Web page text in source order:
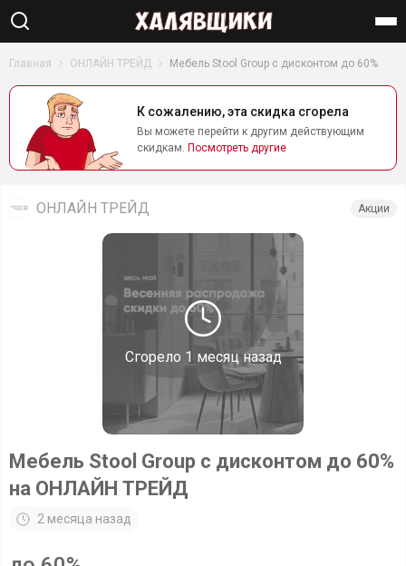
Найти
Главная ОНЛАЙН ТРЕЙД Мебель Stool Group с дисконтом до 60%
К сожалению, эта скидка сгорела
Вы можете перейти к другим действующим
скидкам. Посмотреть другие
Сгорело 1 месяц назад
ОНЛАЙН ТРЕЙД Акции
Мебель Stool Group с дисконтом до 60%
на ОНЛАЙН ТРЕЙД
2 месяца назад